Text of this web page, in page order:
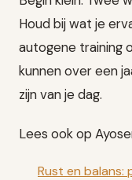
Houd bij wat je
autogene training
kunnen over een
zijn van je dag.
Lees ook op
Rust en